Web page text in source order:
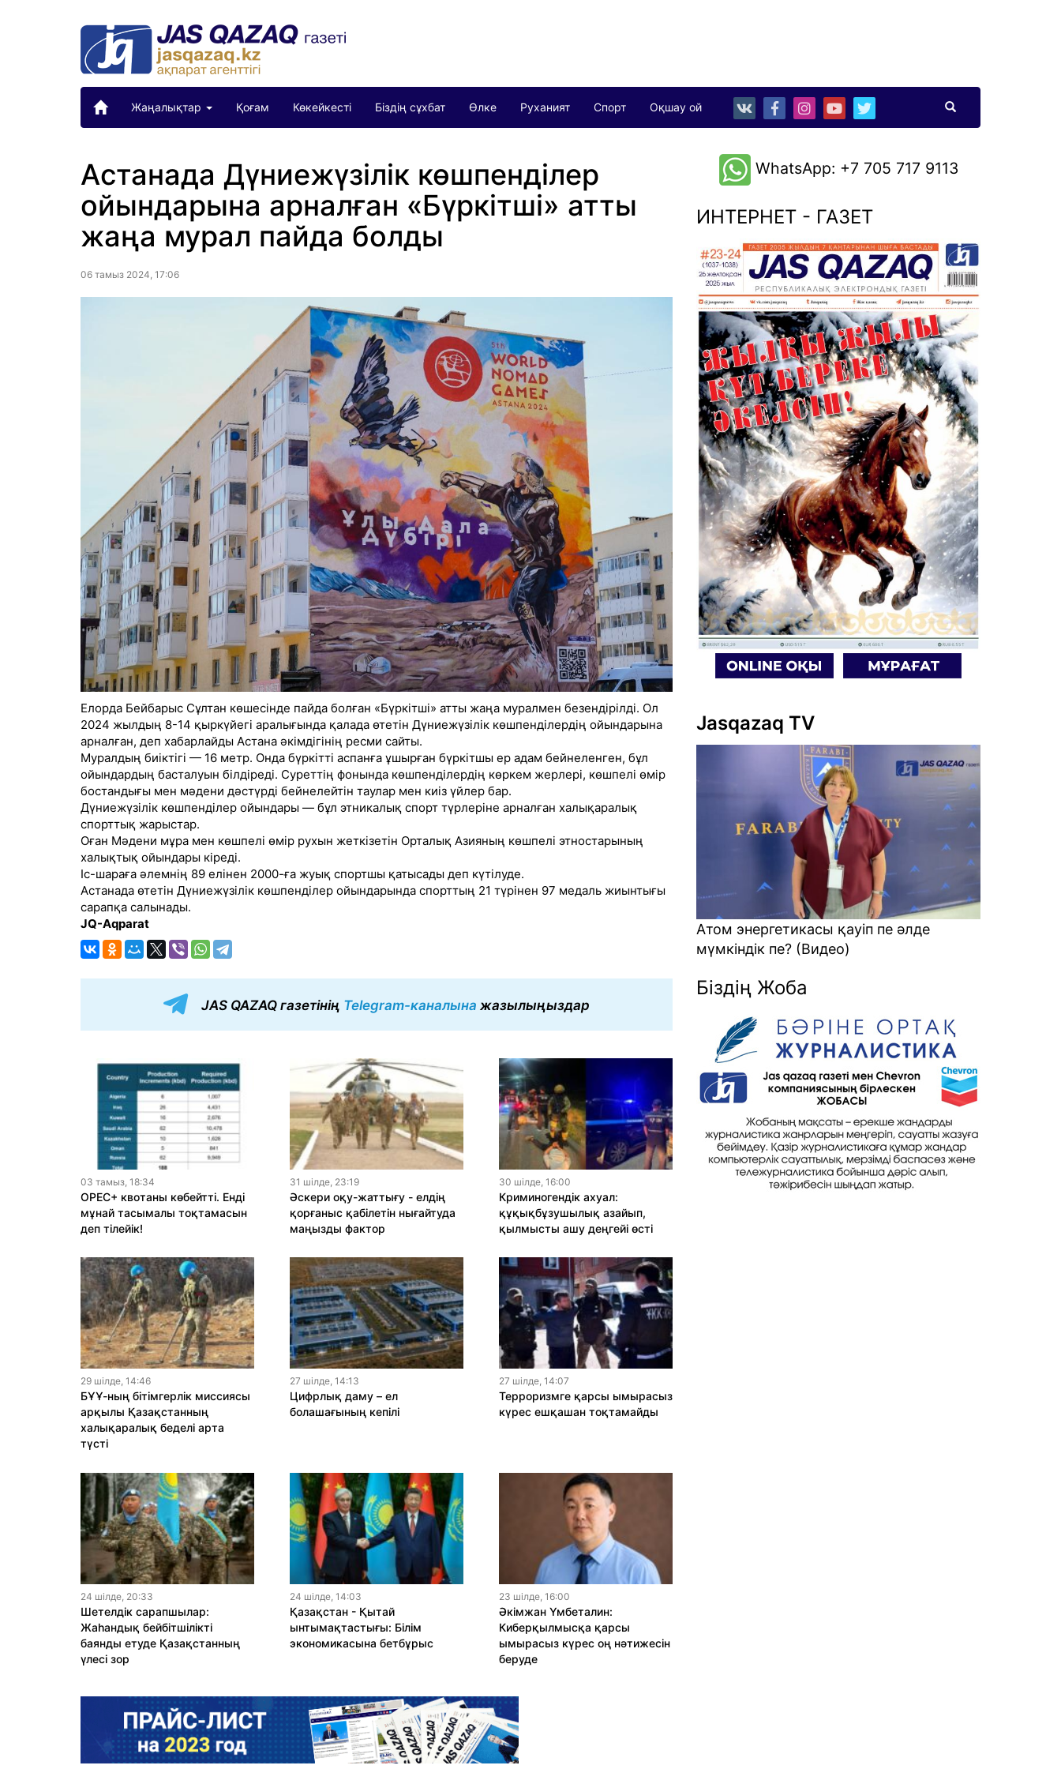
Жаңалықтар Қоғам Көкейкесті Біздің сұхбат Өлке Руханият Спорт Оқшау ой
Астанада Дүниежүзілік көшпенділер
ойындарына арналған «Бүркітші» атты
жаңа мурал пайда болды
06 тамыз 2024, 17:06
Елорда Бейбарыс Сұлтан көшесінде пайда болған «Бүркітші» атты жаңа муралмен безендірілді. Ол
2024 жылдың 8-14 қыркүйегі аралығында қалада өтетін Дүниежүзілік көшпенділердің ойындарына
арналған, деп хабарлайды Астана әкімдігінің ресми сайты.
Муралдың биіктігі — 16 метр. Онда бүркітті аспанға ұшырған бүркітшы ер адам бейнеленген, бұл
ойындардың басталуын білдіреді. Суреттің фонында көшпенділердің көркем жерлері, көшпелі өмір
бостандығы мен мәдени дәстүрді бейнелейтін таулар мен киіз үйлер бар.
Дүниежүзілік көшпенділер ойындары — бұл этникалық спорт түрлеріне арналған халықаралық
спорттық жарыстар.
Оған Мәдени мұра мен көшпелі өмір рухын жеткізетін Орталық Азияның көшпелі этностарының
халықтық ойындары кіреді.
Іс-шараға әлемнің 89 елінен 2000-ға жуық спортшы қатысады деп күтілуде.
Астанада өтетін Дүниежүзілік көшпенділер ойындарында спорттың 21 түрінен 97 медаль жиынтығы
сарапқа салынады.
JQ-Aqparat
JAS QAZAQ газетінің Telegram-каналына жазылыңыздар
03 тамыз, 18:34
OPEC+ квотаны көбейтті. Енді
мұнай тасымалы тоқтамасын
деп тілейік!
31 шiлде, 23:19
Әскери оқу-жаттығу - елдің
қорғаныс қабілетін нығайтуда
маңызды фактор
30 шiлде, 16:00
Криминогендік ахуал:
құқықбұзушылық азайып,
қылмысты ашу деңгейі өсті
29 шiлде, 14:46
БҰҰ-ның бітімгерлік миссиясы
арқылы Қазақстанның
халықаралық беделі арта
түсті
27 шiлде, 14:13
Цифрлық даму – ел
болашағының кепілі
27 шiлде, 14:07
Терроризмге қарсы ымырасыз
күрес ешқашан тоқтамайды
24 шiлде, 20:33
Шетелдік сарапшылар:
Жаһандық бейбітшілікті
баянды етуде Қазақстанның
үлесі зор
24 шiлде, 14:03
Қазақстан - Қытай
ынтымақтастығы: Білім
экономикасына бетбұрыс
23 шiлде, 16:00
Әкімжан Үмбеталин:
Киберқылмысқа қарсы
ымырасыз күрес оң нәтижесін
беруде
WhatsApp: +7 705 717 9113
ИНТЕРНЕТ - ГАЗЕТ
Jasqazaq TV
Атом энергетикасы қауіп пе әлде
мүмкіндік пе? (Видео)
Алаяқтарға кеткен
Біздің Жоба